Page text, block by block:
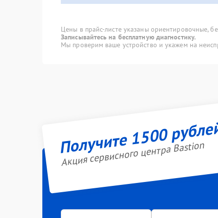
Цены в прайс-листе указаны ориентировочные,
Записывайтесь на бесплатную диагностику.
Мы проверим ваше устройство и укажем на
Получите 1500
Акция сервисного центра Bastion